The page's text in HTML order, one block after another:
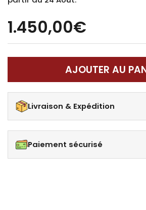
1.450,00€
AJOUTER AU
Livraison & Expédition
Paiement sécurisé